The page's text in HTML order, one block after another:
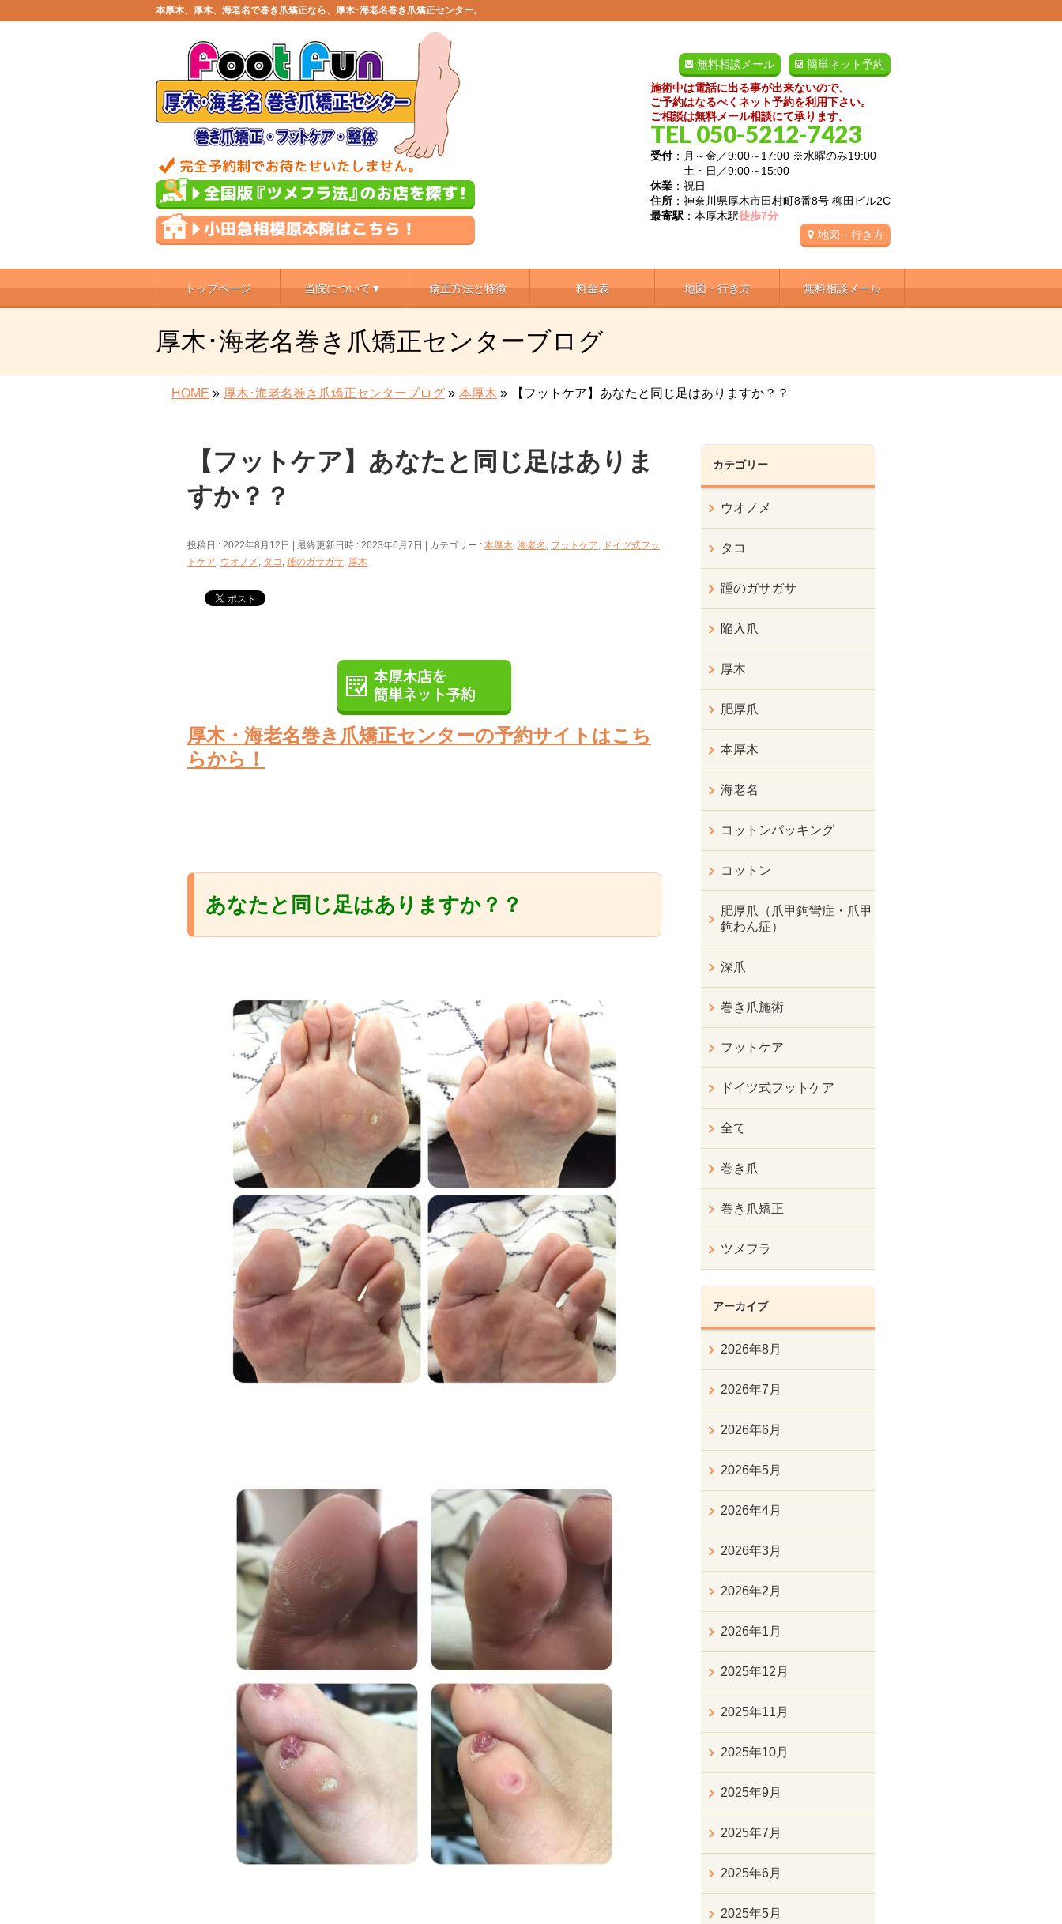
本厚木、厚木、海老名で巻き爪矯正なら、厚木･海老名巻き爪矯正センター。
簡単ネット予約
無料相談メール
施術中は電話に出る事が出来ないので、
ご予約はなるべくネット予約を利用下さい。
ご相談は無料メール相談にて承ります。
TEL 050-5212-7423
受付：月～金／9:00～17:00 ※水曜のみ19:00
土・日／9:00～15:00
休業 ：祝日
住所 ：神奈川県厚木市田村町8番8号 柳田ビル2C
最寄駅 ：本厚木駅徒歩7分
地図・行き方
トップページ 当院について▼ 矯正方法と特徴 料金表 地図・行き方 無料相談メール
厚木･海老名巻き爪矯正センターブログ
HOME » 厚木･海老名巻き爪矯正センターブログ » 本厚木 » 【フットケア】あなたと同じ足はありますか？？
【フットケア】あなたと同じ足はありま
すか？？
投稿日 : 2022年8月12日 最終更新日時 : 2023年6月7日 カテゴリー : 本厚木, 海老名 , フットケア, ドイツ式フッ
トケア, ウオノメ , タコ , 踵のガサガサ, 厚木
厚木・海老名巻き爪矯正センターの予約サイトはこち
らから！
あなたと同じ足はありますか？？
カテゴリー
ウオノメ
タコ
踵のガサガサ
陥入爪
厚木
肥厚爪
本厚木
海老名
コットンパッキング
コットン
肥厚爪（爪甲鉤彎症・爪甲
鉤わん症）
深爪
巻き爪施術
フットケア
ドイツ式フットケア
全て
巻き爪
巻き爪矯正
ツメフラ
アーカイブ
2026年8月
2026年7月
2026年6月
2026年5月
2026年4月
2026年3月
2026年2月
2026年1月
2025年12月
2025年11月
2025年10月
2025年9月
2025年7月
2025年6月
2025年5月